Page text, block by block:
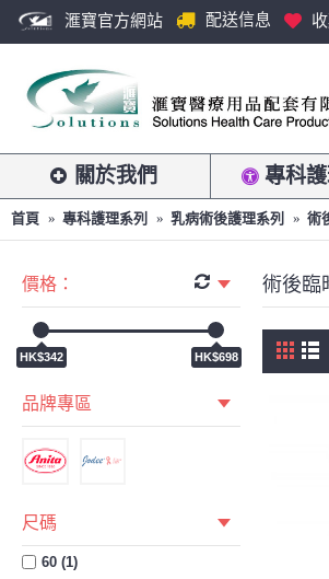
滙寶官方網站 配送信息
關於我們 專科
首頁 專科護理系列 乳病術後護理系列 術
價格：
HK$342 HK$698
品牌專區
尺碼
60 (1)
術後臨